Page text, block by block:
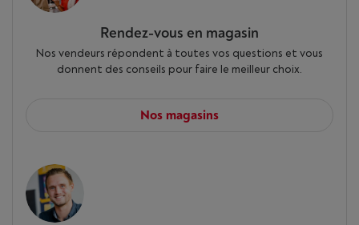
Rendez-vous en magasin
Nos vendeurs répondent à toutes vos questions et vous
donnent des conseils pour faire le meilleur choix.
Nos magasins